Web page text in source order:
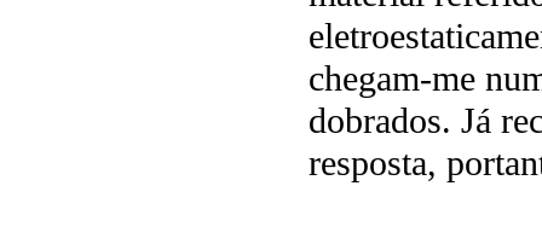
chegam-me
dobrados. Já
resposta,